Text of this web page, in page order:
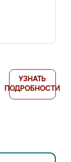
УЗНАТЬ
ПОДРОБНОСТИ